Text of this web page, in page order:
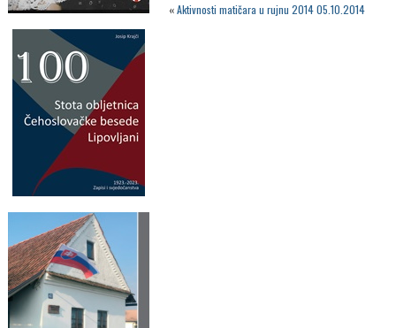
«Aktivnosti matičara u rujnu 2014 05.10.2014